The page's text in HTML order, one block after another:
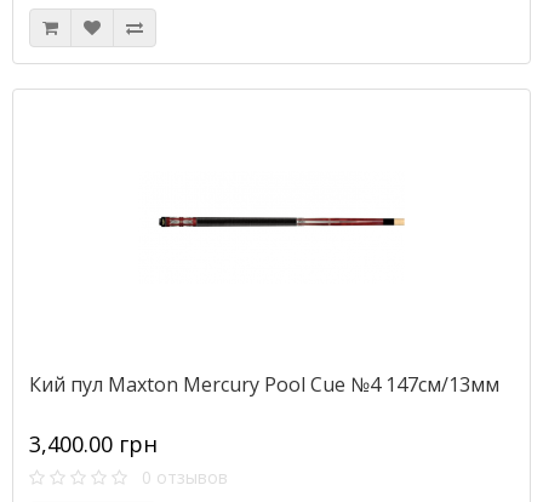
Кий пул Maxton Mercury Pool Cue №4 147см/13мм
3,400.00 грн
0 отзывов